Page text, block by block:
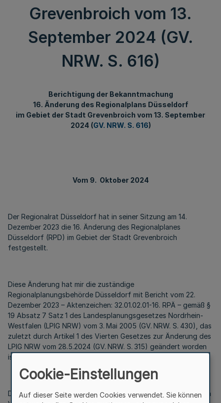
Grevenbroich vom 13.
September 2024 (GV.
NRW. S. 616)
Berichtigung der Bekanntmachung
16. Änderung des Regionalplans Düsseldorf
im Gebiet der Stadt Grevenbroich vom 13. September
2024 (GV. NRW. S. 616)
Vom 9. Oktober 2024
Der Regionalrat Düsseldorf hat in seiner Sitzung am 14.
Dezember 2023 die 16. Änderung des Regionalplanes
Düsseldorf (RPD) im Gebiet der Stadt Grevenbroich
festgestellt.
Diese Änderung hat mir die zuständige
Regionalplanungsbehörde Düsseldorf mit Bericht vom 22.
Dezember 2023 – Aktenzeichen: 32.01.02.01-16. RPÄ – gemäß §
19 Absatz 7 Satz 1 des Landesplanungsgesetzes Nordrhein-
Westfalen (LPlG NRW) vom 3. Mai 2005 (GV. NRW. S. 430), das
zuletzt durch Artikel 1 des Vierten Gesetzes zur Änderung des
LPlG NRW vom 28.5.2024 (GV. NRW. S. 315) geändert worden
ist, angezeigt.
Die Bekanntmachung erfolgt nach § 14 Satz 1 LPlG NRW durch
Cookie-Einstellungen
Auf dieser Seite werden Cookies verwendet. Sie können